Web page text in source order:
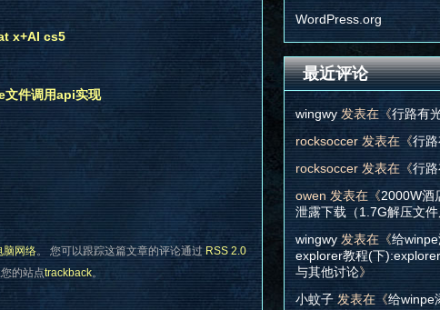
x+AI cs5
件调用api实现
脑网络。 您可以跟踪这篇文章的评论通过 RSS 2.0
的站点trackback。
WordPress.org
最近评论
wingwy发表在《行路有
rocksoccer发表在《行
rocksoccer发表在《行
owen 发表在《2000W酒
泄露下载（1.7G解压文件
wingwy发表在《给
explorer教程(下
与其他讨论》
小蚊子发表在《给winpe